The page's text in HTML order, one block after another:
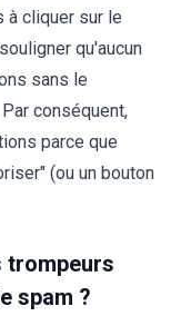
à cliquer sur le
qu'aucun
sans le
conséquent,
parce que
(ou un bouton
trompeurs
spam ?